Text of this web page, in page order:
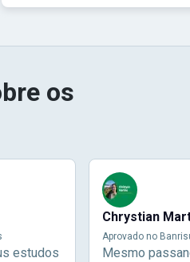
os
estudos
Chrystian
Aprovado no
Mesmo